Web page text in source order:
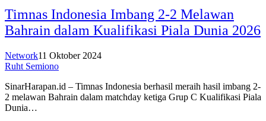
Timnas Indonesia Imbang 2-2 Melawan
Bahrain dalam Kualifikasi Piala Dunia 2026
Network11 Oktober 2024
Ruht Semiono
SinarHarapan.id – Timnas Indonesia berhasil meraih hasil imbang 2-
2 melawan Bahrain dalam matchday ketiga Grup C Kualifikasi Piala
Dunia…